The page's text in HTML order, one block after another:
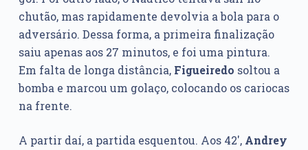
chutão, mas rapidamente devolvia a bola para o
adversário. Dessa forma, a primeira finalização
saiu apenas aos 27 minutos, e foi uma pintura.
Em falta de longa distância, Figueiredo soltou a
bomba e marcou um golaço, colocando os cariocas
na frente.
A partir daí, a partida esquentou. Aos 42′, Andrey